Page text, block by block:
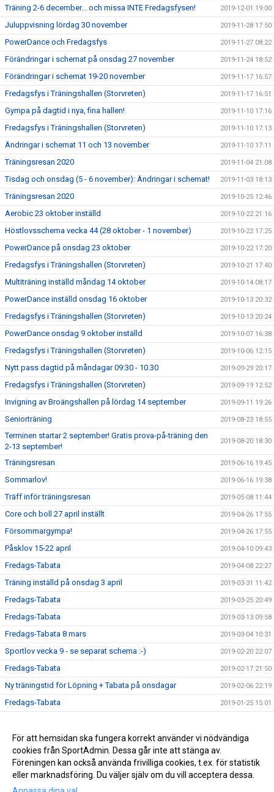
Träning 2-6 december... och missa INTE Fredagsfysen! 2019-12-01 19:00
Juluppvisning lördag 30 november 2019-11-28 17:50
PowerDance och Fredagsfys 2019-11-27 08:22
Förändringar i schemat på onsdag 27 november 2019-11-24 18:52
Förändringar i schemat 19-20 november 2019-11-17 16:57
Fredagsfys i Träningshallen (Storvreten) 2019-11-17 16:51
Gympa på dagtid i nya, fina hallen! 2019-11-10 17:16
Fredagsfys i Träningshallen (Storvreten) 2019-11-10 17:13
Ändringar i schemat 11 och 13 november 2019-11-10 17:11
Träningsresan 2020 2019-11-04 21:08
Tisdag och onsdag (5 - 6 november): Ändringar i schemat! 2019-11-03 18:13
Träningsresan 2020 2019-10-25 12:46
Aerobic 23 oktober inställd 2019-10-22 21:16
Höstlovsschema vecka 44 (28 oktober - 1 november) 2019-10-22 17:25
PowerDance på onsdag 23 oktober 2019-10-22 17:20
Fredagsfys i Träningshallen (Storvreten) 2019-10-21 17:40
Multiträning inställd måndag 14 oktober 2019-10-14 08:17
PowerDance inställd onsdag 16 oktober 2019-10-13 20:32
Fredagsfys i Träningshallen (Storvreten) 2019-10-13 20:24
PowerDance onsdag 9 oktober inställd 2019-10-07 16:38
Fredagsfys i Träningshallen (Storvreten) 2019-10-06 12:15
Nytt pass dagtid på måndagar 09:30 - 10.30 2019-09-29 20:17
Fredagsfys i Träningshallen (Storvreten) 2019-09-19 12:52
Invigning av Broängshallen på lördag 14 september 2019-09-11 19:26
Seniorträning 2019-08-23 18:55
Terminen startar 2 september! Gratis prova-på-träning den
2-13 september!
2019-08-20 18:30
Träningsresan 2019-06-16 19:45
Sommarlov! 2019-06-16 19:38
Träff inför träningsresan 2019-05-08 11:44
Core och boll 27 april inställt 2019-04-26 17:55
Försommargympa! 2019-04-26 17:55
Påsklov 15-22 april 2019-04-10 09:43
Fredags-Tabata 2019-04-08 22:27
Träning inställd på onsdag 3 april 2019-03-31 11:42
Fredags-Tabata 2019-03-25 20:49
Fredags-Tabata 2019-03-13 09:58
Fredags-Tabata 8 mars 2019-03-04 10:31
Sportlov vecka 9 - se separat schema :-) 2019-02-20 22:07
Fredags-Tabata 2019-02-17 21:50
Ny träningstid för Löpning + Tabata på onsdagar 2019-02-06 22:19
Fredags-Tabata 2019-01-25 15:01
Ny rutin för köp av termins- / träningskort 2018-12-22 16:09
Vårterminen börjar 14 januari 2018-12-22 16:06
För att hemsidan ska fungera korrekt använder vi nödvändiga
cookies från SportAdmin. Dessa går inte att stänga av.
Föreningen kan också använda frivilliga cookies, t.ex. för statistik
eller marknadsföring. Du väljer själv om du vill acceptera dessa.